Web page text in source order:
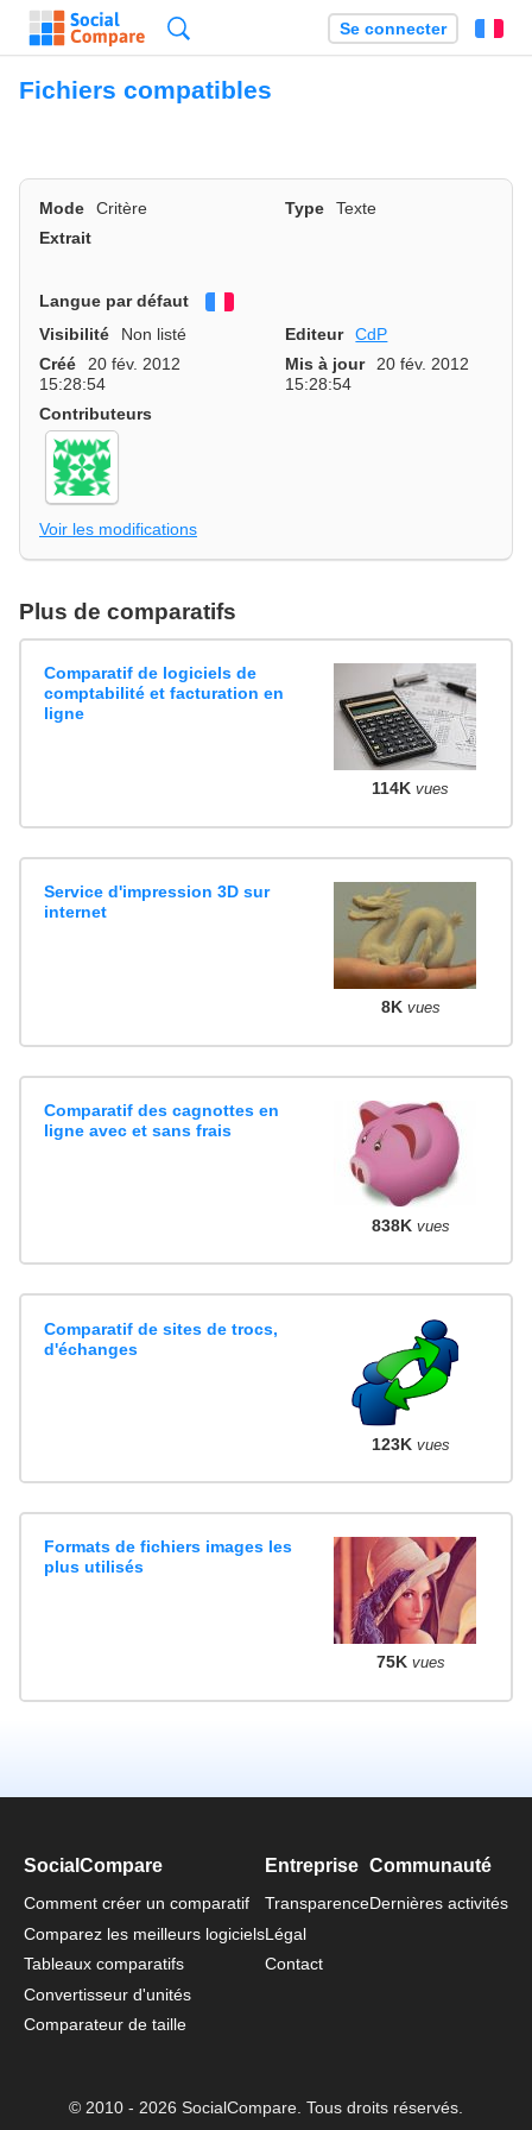
Se connecter
Fichiers compatibles
Mode Critère Type
Texte
Extrait
Langue par défaut
Visibilité
Non listé Editeur
CdP
Créé
20 fév. 2012
15:28:54
Mis à jour
20 fév. 2012
15:28:54
Contributeurs
Voir les modifications
Plus de comparatifs
Comparatif de logiciels de
comptabilité et facturation en
ligne
114K vues
Service d'impression 3D sur
internet
8K vues
Comparatif des cagnottes en
ligne avec et sans frais
838K vues
Comparatif de sites de trocs,
d'échanges
123K vues
Formats de fichiers images les
plus utilisés
75K vues
SocialCompare
Comment créer un comparatif
Comparez les meilleurs logiciels
Tableaux comparatifs
Convertisseur d'unités
Comparateur de taille
Entreprise
Transparence
Légal
Contact
Communauté
Dernières activités
© 2010 - 2026 SocialCompare. Tous droits réservés.